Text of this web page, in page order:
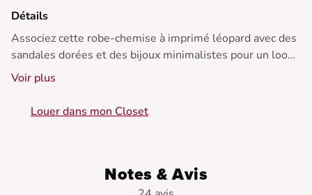
Détails
Associez cette robe-chemise à imprimé léopard avec des
sandales dorées et des bijoux minimalistes pour un look
chic et audacieux. Parfaite pour les journées estivales
décontractées.
• Boutonnage sur le devant
Voir plus
Louer dans mon Closet
Notes & Avis